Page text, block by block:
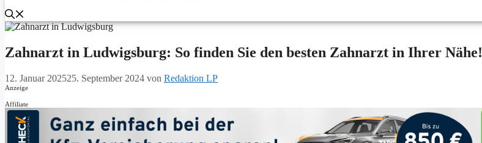
Zahnarzt in Ludwigsburg: So finden Sie den besten Zahnarzt in Ihrer Nähe!
12. Januar 202525. September 2024 von Redaktion LP
Anzeige
Affiliate